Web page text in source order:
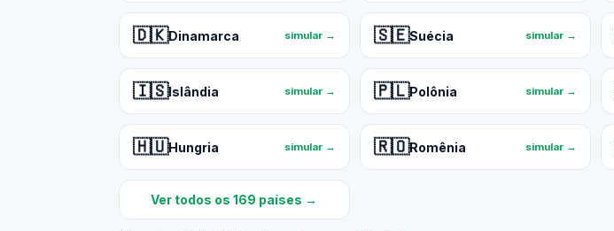
🇩🇰Dinamarca simular → 🇸🇪Suécia simular →
🇮🇸Islândia simular → 🇵🇱Polônia simular →
🇭🇺Hungria simular → 🇷🇴Romênia simular →
Ver todos os 169 países →